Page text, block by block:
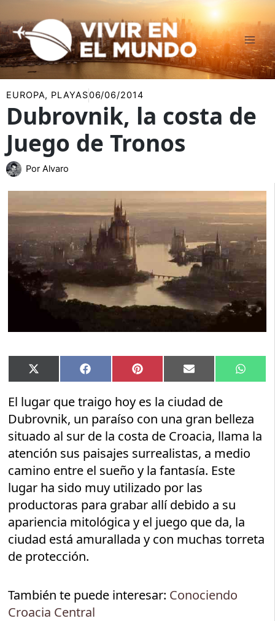
al
contenido
EUROPA, PLAYAS06/06/2014
Dubrovnik, la costa de
Juego de Tronos
Por Alvaro
Compartir
en
X
(Twitter)
Compartir
en
Facebook Compartir
en
Pinterest Compartir
en
Email
en
El lugar que traigo hoy es la ciudad de
Dubrovnik, un paraíso con una gran belleza
situado al sur de la costa de Croacia, llama la
atención sus paisajes surrealistas, a medio
camino entre el sueño y la fantasía. Este
lugar ha sido muy utilizado por las
productoras para grabar allí debido a su
apariencia mitológica y el juego que da, la
ciudad está amurallada y con muchas torreta
de protección.
También te puede interesar: Conociendo
Croacia Central